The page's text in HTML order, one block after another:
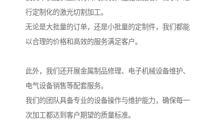
行定制化的激光切割加工。
无论是大批量的订单，还是小批量的定制件，我们都能
以合理的价格和高效的服务满足客户。
此外，我们还开展金属制品修理、电子机械设备维护、
电气设备销售等配套服务。
我们的团队具备专业的设备操作与维护能力，确保每一
次加工都达到客户期望的质量标准。